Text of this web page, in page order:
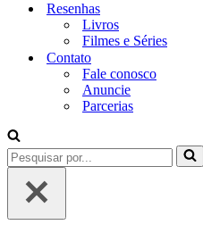
Resenhas
Livros
Filmes e Séries
Contato
Fale conosco
Anuncie
Parcerias
Pesquisar
por...